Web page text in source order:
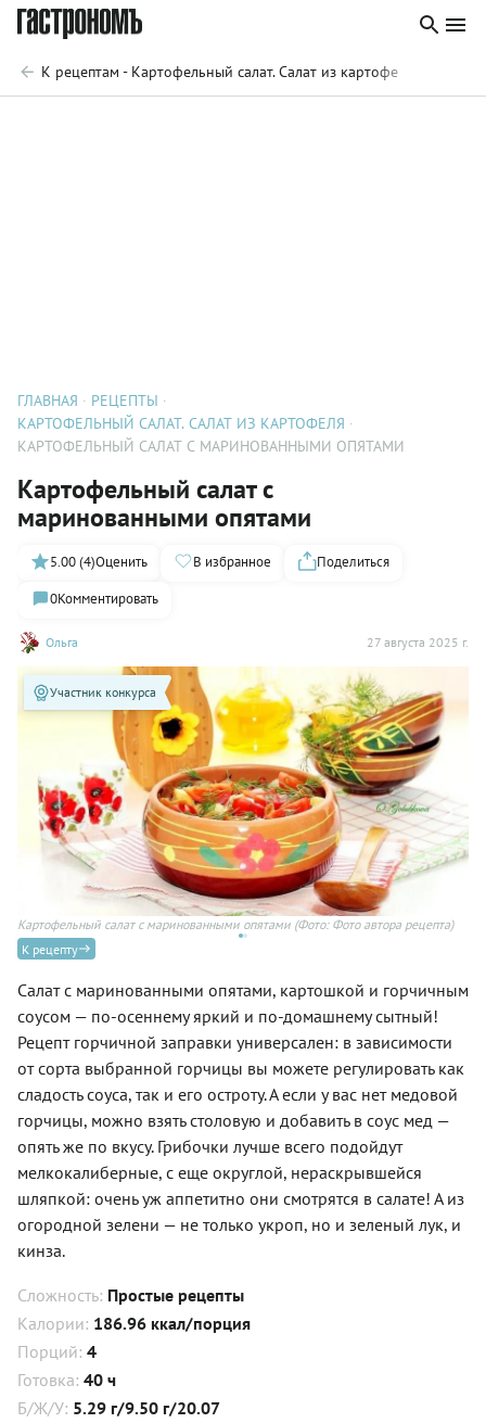
К рецептам - Картофельный салат. Салат из картофеля
ГЛАВНАЯ
РЕЦЕПТЫ
КАРТОФЕЛЬНЫЙ САЛАТ. САЛАТ ИЗ КАРТОФЕЛЯ
КАРТОФЕЛЬНЫЙ САЛАТ С МАРИНОВАННЫМИ ОПЯТАМИ
Картофельный салат с
маринованными опятами
Ольга 27 августа 2025 г.
5.00 (4)Оценить В избранное
Поделиться
0Комментировать
Участник конкурса
Картофельный салат с маринованными опятами (Фото: Фото автора рецепта)
К рецепту
Салат с маринованными опятами, картошкой и горчичным
соусом — по-осеннему яркий и по-домашнему сытный!
Рецепт горчичной заправки универсален: в зависимости
от сорта выбранной горчицы вы можете регулировать как
сладость соуса, так и его остроту. А если у вас нет медовой
горчицы, можно взять столовую и добавить в соус мед —
опять же по вкусу. Грибочки лучше всего подойдут
мелкокалиберные, с еще округлой, нераскрывшейся
шляпкой: очень уж аппетитно они смотрятся в салате! А из
огородной зелени — не только укроп, но и зеленый лук, и
кинза.
Сложность: Простые рецепты
Калории: 186.96 ккал/порция
Порций: 4
Готовка: 40 ч
Б/Ж/У: 5.29 г/9.50 г/20.07